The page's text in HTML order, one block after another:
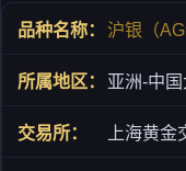
沪银（
亚洲-中
上海黄金